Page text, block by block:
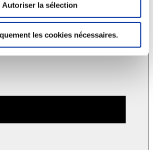
Autoriser la sélection
les cookies nécessaires.